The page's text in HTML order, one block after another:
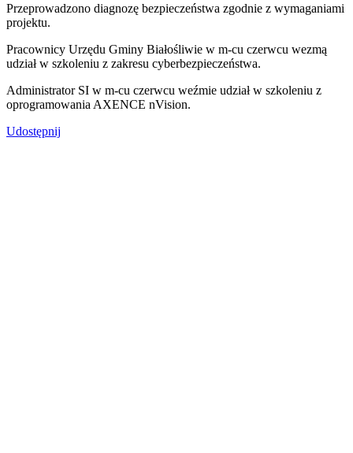
Przeprowadzono diagnozę bezpieczeństwa zgodnie z wymaganiami
projektu.
Pracownicy Urzędu Gminy Białośliwie w m-cu czerwcu wezmą
udział w szkoleniu z zakresu cyberbezpieczeństwa.
Administrator SI w m-cu czerwcu weźmie udział w szkoleniu z
oprogramowania AXENCE nVision.
Udostępnij